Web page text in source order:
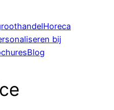
Horeca
bij
Blog